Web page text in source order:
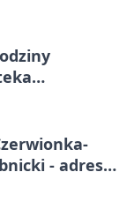
- adresy,